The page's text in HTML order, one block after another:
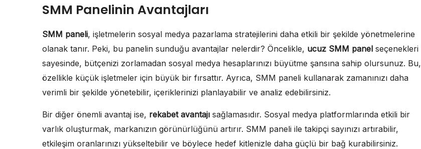
SMM Panelinin Avantajları
SMM paneli, işletmelerin sosyal medya pazarlama stratejilerini daha etkili bir şekilde yönetmelerine
olanak tanır. Peki, bu panelin sunduğu avantajlar nelerdir? Öncelikle, ucuz SMM panel seçenekleri
sayesinde, bütçenizi zorlamadan sosyal medya hesaplarınızı büyütme şansına sahip olursunuz. Bu,
özellikle küçük işletmeler için büyük bir fırsattır. Ayrıca, SMM paneli kullanarak zamanınızı daha
verimli bir şekilde yönetebilir, içeriklerinizi planlayabilir ve analiz edebilirsiniz.
Bir diğer önemli avantaj ise, rekabet avantajı sağlamasıdır. Sosyal medya platformlarında etkili bir
varlık oluşturmak, markanızın görünürlüğünü artırır. SMM paneli ile takipçi sayınızı artırabilir,
etkileşim oranlarınızı yükseltebilir ve böylece hedef kitlenizle daha güçlü bir bağ kurabilirsiniz.